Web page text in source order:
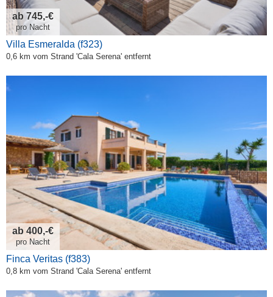
ab 745,-€
pro Nacht
Villa Esmeralda (f323)
0,6 km vom Strand 'Cala Serena' entfernt
ab 400,-€
pro Nacht
Finca Veritas (f383)
0,8 km vom Strand 'Cala Serena' entfernt